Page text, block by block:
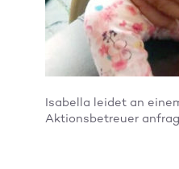
Isabella leidet an
Aktionsbetreuer